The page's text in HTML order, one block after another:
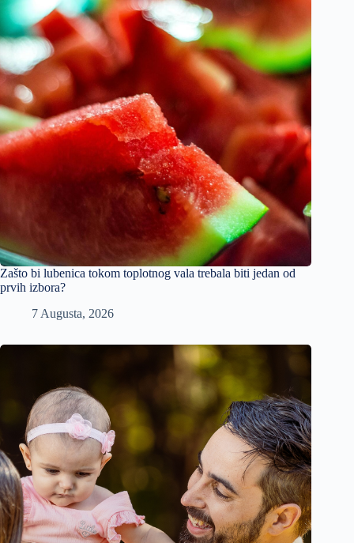
Zašto bi lubenica tokom toplotnog vala trebala biti jedan od
prvih izbora?
7 Augusta, 2026